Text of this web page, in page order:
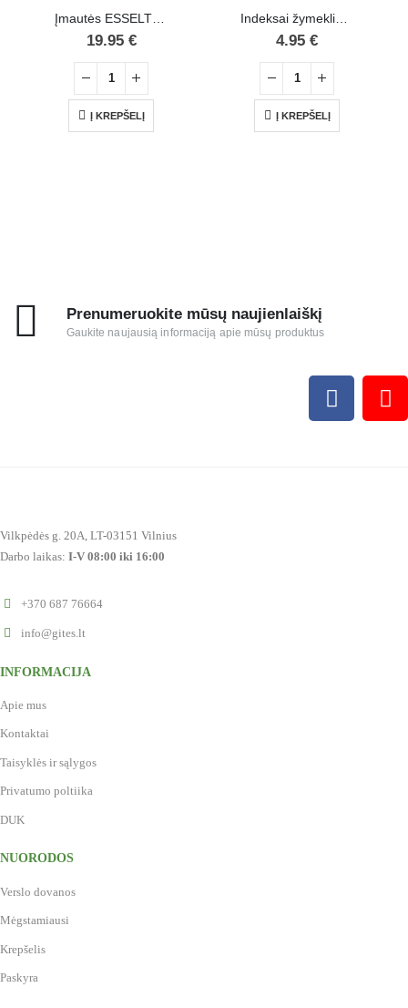
Įmautės ESSELTE A4 skaidrios, 55 mk, pak. 100 vnt.
19.95 €
Į KREPŠELĮ
Indeksai žymekliai 3M POST- IT 25 x 43 mm, plastikiniai, žalia sp.
4.95 €
Į KREPŠELĮ
Prenumeruokite mūsų naujienlaiškį
Gaukite naujausią informaciją apie mūsų produktus
Vilkpėdės g. 20A, LT-03151 Vilnius
Darbo laikas: I-V 08:00 iki 16:00
+370 687 76664
info@gites.lt
INFORMACIJA
Apie mus
Kontaktai
Taisyklės ir sąlygos
Privatumo poltiika
DUK
NUORODOS
Verslo dovanos
Mėgstamiausi
Krepšelis
Paskyra